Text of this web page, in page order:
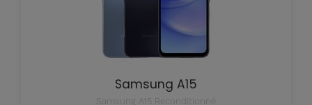
Samsung A15
Samsung A15 Reconditionné